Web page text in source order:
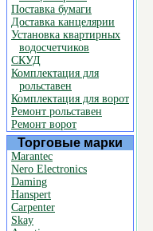
Поставка бумаги
Доставка канцелярии
Установка квартирных
водосчетчиков
СКУД
Комплектация для
рольставен
Комплектация для ворот
Ремонт рольставен
Ремонт ворот
Торговые марки
Marantec
Nero Electronics
Daming
Hanspert
Carpenter
Skay